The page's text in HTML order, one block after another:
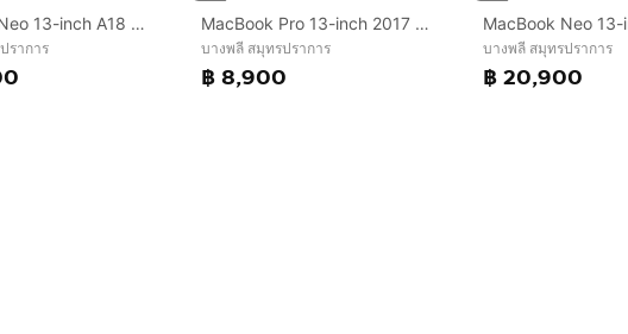
MacBook Neo 13-inch A18 Pro 2026 Ram8GB SSD256GB Silver Apple Care 24 April 2027
ราการ
MacBook Pro 13-inch 2017 Ram8GB SSD256GB Silver
บางพลี สมุทรปราการ
฿ 8,900
บางพลี สมุทรปราการ
฿ 20,900